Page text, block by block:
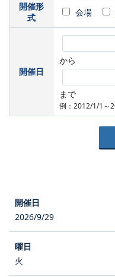
開催形
式
会場
開催日
から
まで
例：2012/1/1～
2026/9/29
火